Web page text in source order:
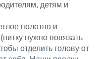
детям и
полотно и
нужно повязать
отделить голову от